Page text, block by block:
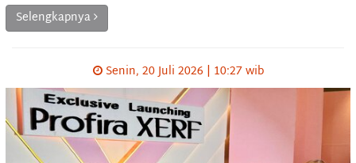
Selengkapnya
Senin, 20 Juli 2026 | 10:27 wib